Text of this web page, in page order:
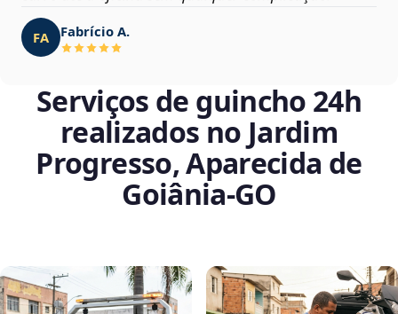
FA Fabrício A.
Serviços de guincho 24h
realizados no Jardim
Progresso, Aparecida de
Goiânia‑GO